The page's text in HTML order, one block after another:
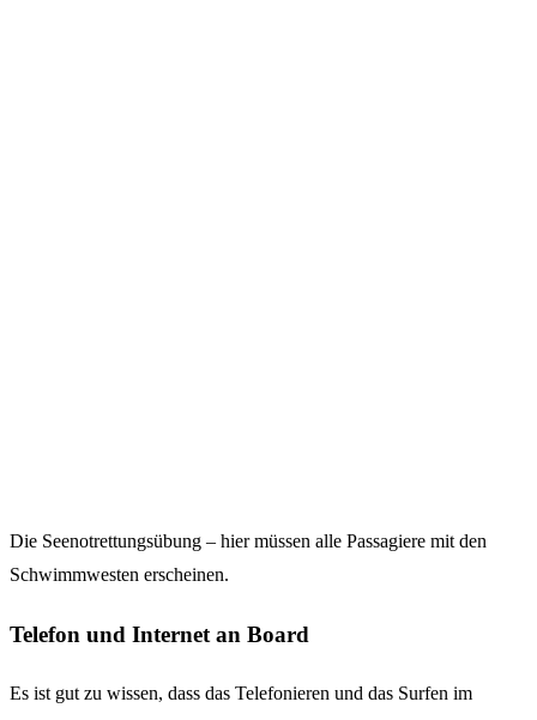
Die Seenotrettungsübung – hier müssen alle Passagiere mit den
Schwimmwesten erscheinen.
Telefon und Internet an Board
Es ist gut zu wissen, dass das Telefonieren und das Surfen im